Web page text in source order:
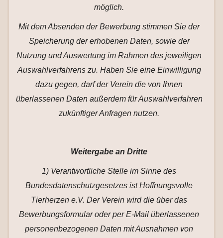
möglich.
Mit dem Absenden der Bewerbung stimmen Sie der
Speicherung der erhobenen Daten, sowie der
Nutzung und Auswertung im Rahmen des jeweiligen
Auswahlverfahrens zu. Haben Sie eine Einwilligung
dazu gegen, darf der Verein die von Ihnen
überlassenen Daten außerdem für Auswahlverfahren
zukünftiger Anfragen nutzen.
Weitergabe an Dritte
1) Verantwortliche Stelle im Sinne des
Bundesdatenschutzgesetzes ist Hoffnungsvolle
Tierherzen e.V. Der Verein wird die über das
Bewerbungsformular oder per E-Mail überlassenen
personenbezogenen Daten mit Ausnahmen von